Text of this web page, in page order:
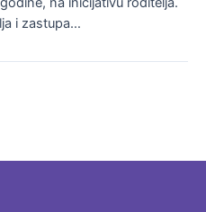
i zastupa…